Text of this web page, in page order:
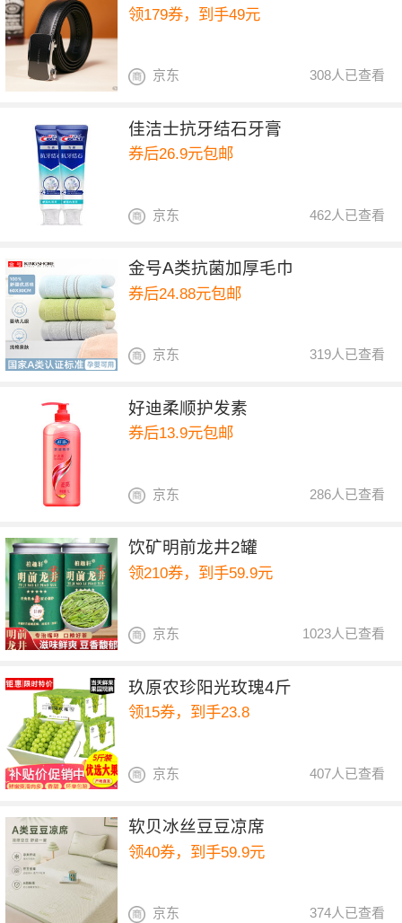
领179券，到手49元
308人已查看
京东
佳洁士抗牙结石牙膏
券后26.9元包邮
462人已查看
京东
金号A类抗菌加厚毛巾
券后24.88元包邮
319人已查看
京东
好迪柔顺护发素
券后13.9元包邮
286人已查看
京东
饮矿明前龙井2罐
领210券，到手59.9元
1023人已查看
京东
玖原农珍阳光玫瑰4斤
领15券，到手23.8
407人已查看
京东
软贝冰丝豆豆凉席
领40券，到手59.9元
374人已查看
京东